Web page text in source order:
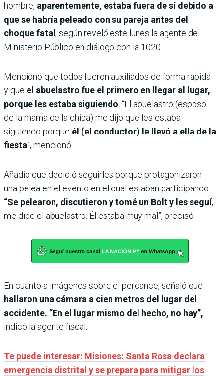
hombre, aparentemente, estaba fuera de sí debido a
que se habría peleado con su pareja antes del
choque fatal , según reveló este lunes la agente del
Ministerio Público en diálogo con la 1020.
Mencionó que todos fueron auxiliados de forma rápida
y que el abuelastro fue el primero en llegar al lugar,
porque les estaba siguiendo . “El abuelastro (esposo
de la mamá de la chica) me dijo que les estaba
siguiendo porque él (el conductor) le llevó a ella de la
fiesta”, mencionó.
Añadió que decidió seguirles porque protagonizaron
una pelea en el evento en el cual estaban participando.
“Se pelearon, discutieron y tomé un Bolt y les seguí,
me dice el abuelastro. Él estaba muy mal”, precisó.
En cuanto a imágenes sobre el percance, señaló que
hallaron una cámara a cien metros del lugar del
accidente. “En el lugar mismo del hecho, no hay”,
indicó la agente fiscal.
Te puede interesar: Misiones: Santa Rosa declara
emergencia distrital y se prepara para mitigar los